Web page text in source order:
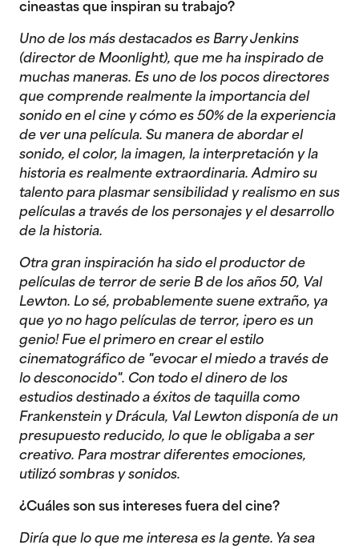
cineastas que inspiran su trabajo?
Uno de los más destacados es Barry Jenkins
(director de Moonlight), que me ha inspirado de
muchas maneras. Es uno de los pocos directores
que comprende realmente la importancia del
sonido en el cine y cómo es 50% de la experiencia
de ver una película. Su manera de abordar el
sonido, el color, la imagen, la interpretación y la
historia es realmente extraordinaria. Admiro su
talento para plasmar sensibilidad y realismo en sus
películas a través de los personajes y el desarrollo
de la historia.
Otra gran inspiración ha sido el productor de
películas de terror de serie B de los años 50, Val
Lewton. Lo sé, probablemente suene extraño, ya
que yo no hago películas de terror, ¡pero es un
genio! Fue el primero en crear el estilo
cinematográfico de "evocar el miedo a través de
lo desconocido". Con todo el dinero de los
estudios destinado a éxitos de taquilla como
Frankenstein y Drácula, Val Lewton disponía de un
presupuesto reducido, lo que le obligaba a ser
creativo. Para mostrar diferentes emociones,
utilizó sombras y sonidos.
¿Cuáles son sus intereses fuera del cine?
Diría que lo que me interesa es la gente. Ya sea